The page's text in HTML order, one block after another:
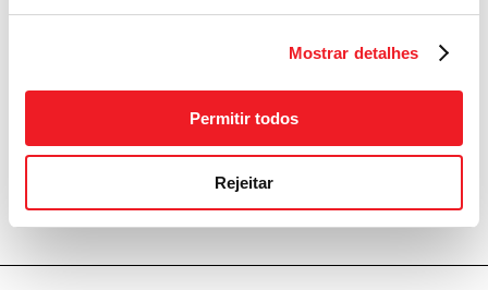
Mostrar detalhes
Permitir todos
Rejeitar
l
Baixe e preencha o formulário
de candidatura